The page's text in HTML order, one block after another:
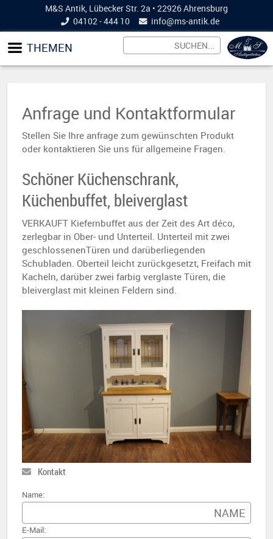
M&S Antik, Lübecker Str. 2a • 22926 Ahrensburg
04102 - 444 10
info@ms-antik.de
THEMEN
Anfrage und Kontaktformular
Stellen Sie Ihre anfrage zum gewünschten Produkt
oder kontaktieren Sie uns für allgemeine Fragen.
Schöner Küchenschrank,
Küchenbuffet, bleiverglast
VERKAUFT Kiefernbuffet aus der Zeit des Art déco,
zerlegbar in Ober- und Unterteil. Unterteil mit zwei
geschlossenenTüren und darüberliegenden
Schubladen. Oberteil leicht zurückgesetzt, Freifach mit
Kacheln, darüber zwei farbig verglaste Türen, die
bleiverglast mit kleinen Feldern sind.
Kontakt
Name:
E-Mail: